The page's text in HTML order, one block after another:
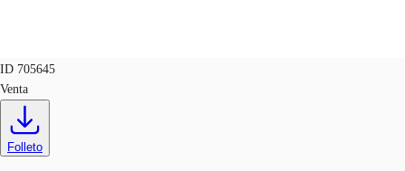
Tendencias y Perspectivas
MX
+52 664 119 7155
ID 705645
Venta
Folleto